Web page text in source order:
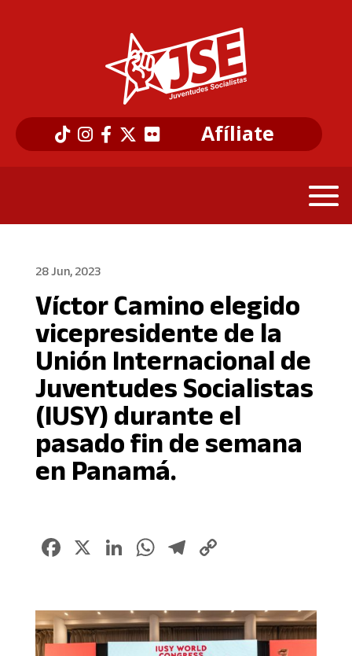
Afíliate
28 Jun, 2023
Víctor Camino elegido
vicepresidente de la
Unión Internacional de
Juventudes Socialistas
(IUSY) durante el
pasado fin de semana
en Panamá.
Facebook
X LinkedIn
WhatsApp
Telegram